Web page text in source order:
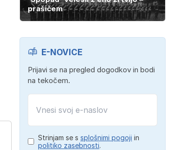
prašičem
E-NOVICE
Prijavi se na pregled dogodkov in bodi
na tekočem.
Strinjam se s splošnimi pogoji in
politiko zasebnosti.